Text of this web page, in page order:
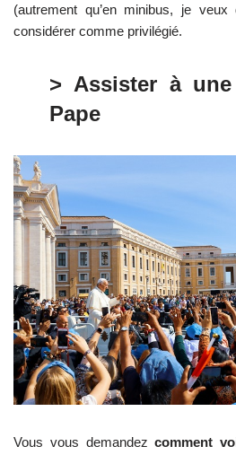
(autrement qu’en minibus, je
considérer comme privilégié.
> Assister à
Pape
Vous vous demandez comment